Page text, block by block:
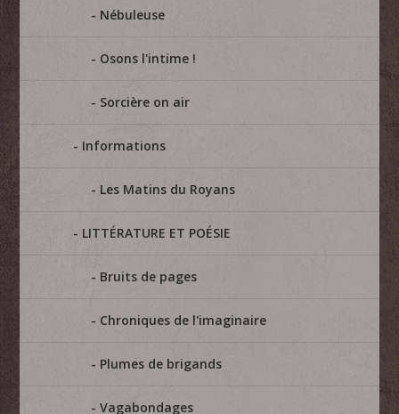
Nébuleuse
Osons l'intime !
Sorcière on air
Informations
Les Matins du Royans
LITTÉRATURE ET POÉSIE
Bruits de pages
Chroniques de l'imaginaire
Plumes de brigands
Vagabondages